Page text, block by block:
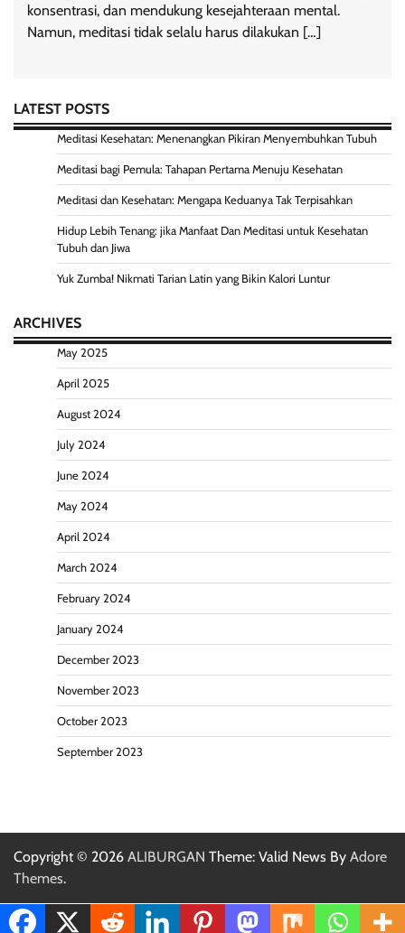
konsentrasi, dan mendukung kesejahteraan mental.
Namun, meditasi tidak selalu harus dilakukan […]
LATEST POSTS
Meditasi Kesehatan: Menenangkan Pikiran Menyembuhkan Tubuh
Meditasi bagi Pemula: Tahapan Pertama Menuju Kesehatan
Meditasi dan Kesehatan: Mengapa Keduanya Tak Terpisahkan
Hidup Lebih Tenang: jika Manfaat Dan Meditasi untuk Kesehatan
Tubuh dan Jiwa
Yuk Zumba! Nikmati Tarian Latin yang Bikin Kalori Luntur
ARCHIVES
May 2025
April 2025
August 2024
July 2024
June 2024
May 2024
April 2024
March 2024
February 2024
January 2024
December 2023
November 2023
October 2023
September 2023
Copyright © 2026 ALIBURGAN Theme: Valid News By Adore
Themes.